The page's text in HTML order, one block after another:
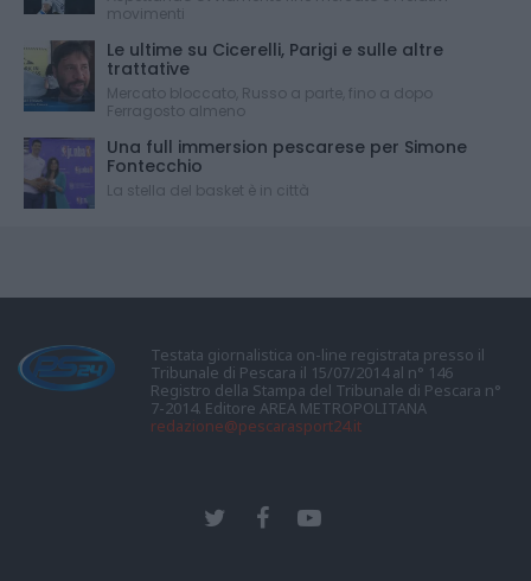
movimenti
Le ultime su Cicerelli, Parigi e sulle altre
trattative
Mercato bloccato, Russo a parte, fino a dopo
Ferragosto almeno
Una full immersion pescarese per Simone
Fontecchio
La stella del basket è in città
Testata giornalistica on-line registrata presso il
Tribunale di Pescara il 15/07/2014 al n° 146
Registro della Stampa del Tribunale di Pescara n°
7-2014. Editore AREA METROPOLITANA
redazione@pescarasport24.it